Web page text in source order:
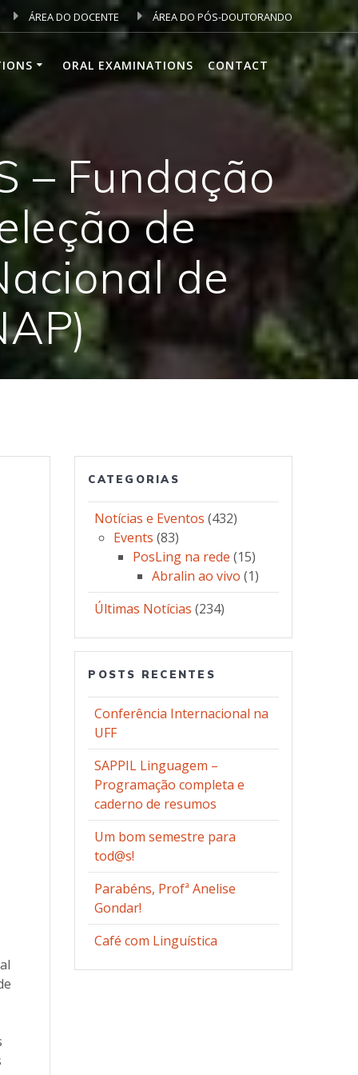
ÁREA DO DOCENTE ÁREA DO PÓS-DOUTORANDO
ORAL EXAMINATIONS CONTACT
– Fundação
de
de
CATEGORIAS
Notícias e Eventos (432)
Events (83)
PosLing na rede (15)
Abralin ao vivo (1)
Últimas Notícias (234)
POSTS RECENTES
Conferência Internacional na
UFF
SAPPIL Linguagem –
Programação completa e
caderno de resumos
Um bom semestre para
tod@s!
Parabéns, Profª Anelise
Gondar!
Café com Linguística